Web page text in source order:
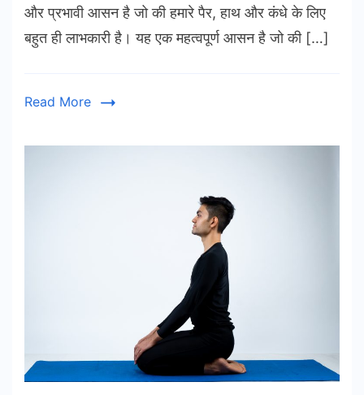
और प्रभावी आसन है जो की हमारे पैर, हाथ और कंधे के लिए
बहुत ही लाभकारी है। यह एक महत्वपूर्ण आसन है जो की […]
Read More